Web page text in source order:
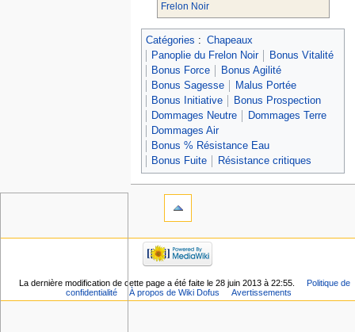
Frelon Noir
Catégories : Chapeaux
Panoplie du Frelon Noir
Bonus Vitalité
Bonus Force
Bonus Agilité
Bonus Sagesse
Malus Portée
Bonus Initiative
Bonus Prospection
Dommages Neutre
Dommages Terre
Dommages Air
Bonus % Résistance Eau
Bonus Fuite
Résistance critiques
La dernière modification de cette page a été faite le 28 juin 2013 à 22:55.
Politique de
confidentialité
À propos de Wiki Dofus Avertissements